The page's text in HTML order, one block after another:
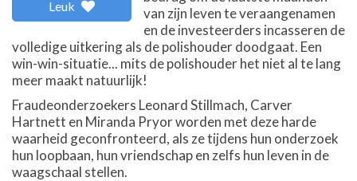
Leuk
van zijn leven te veraangenamen
en de investeerders incasseren de
volledige uitkering als de polishouder doodgaat. Een
win-win-situatie... mits de polishouder het niet al te lang
meer maakt natuurlijk!
Fraudeonderzoekers Leonard Stillmach, Carver
Hartnett en Miranda Pryor worden met deze harde
waarheid geconfronteerd, als ze tijdens hun onderzoek
hun loopbaan, hun vriendschap en zelfs hun leven in de
waagschaal stellen.